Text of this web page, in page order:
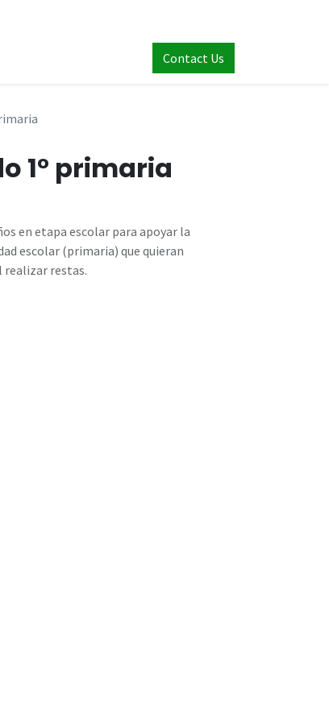
Contact Us
1° primaria
en etapa escolar para apoyar la
escolar (primaria) que quieran
realizar restas.